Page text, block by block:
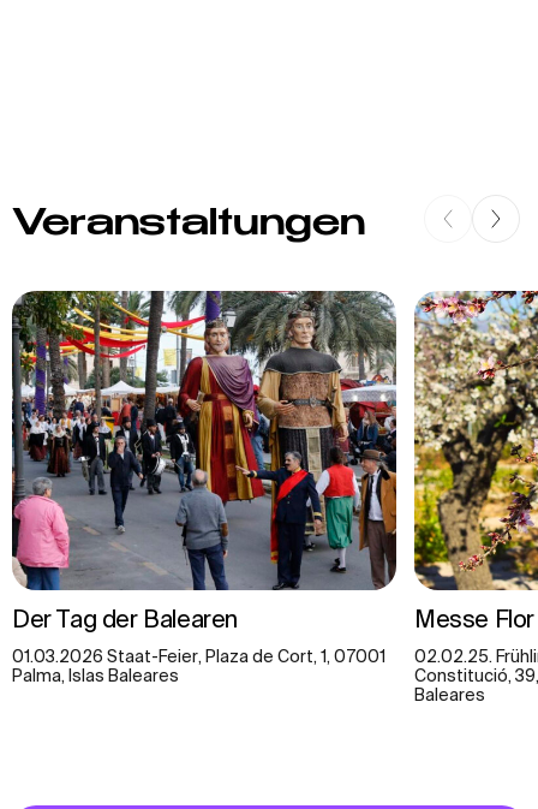
Veranstaltungen
Der Tag der Balearen
01.03.2026 Staat-Feier, Plaza de Cort, 1, 07001
Palma, Islas Baleares
Messe
02.02.25.
Constitució,
Baleares